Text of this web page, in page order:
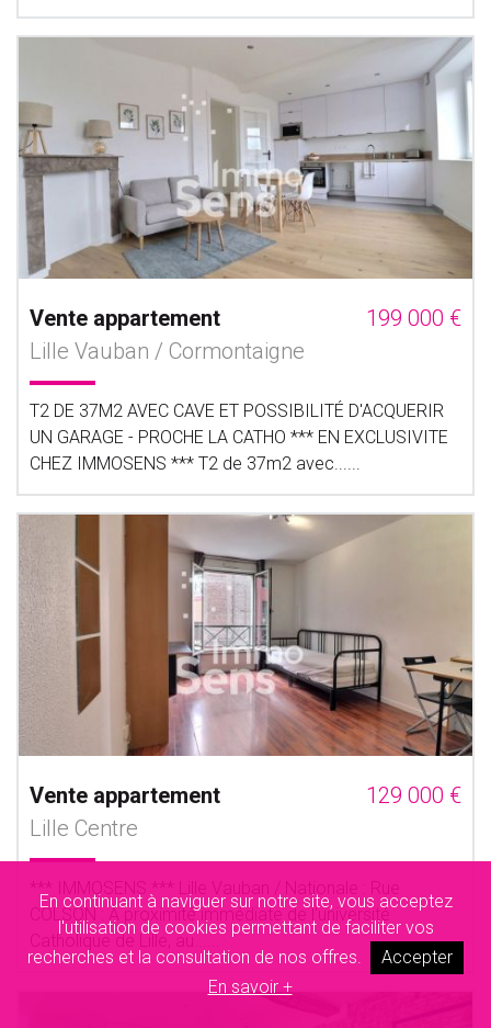
En continuant à naviguer sur notre site, vous acceptez
l'utilisation de cookies permettant de faciliter vos
recherches et la consultation de nos offres.
Accepter
En savoir +
Vente appartement
199 000 €
Lille Vauban / Cormontaigne
T2 DE 37M2 AVEC CAVE ET POSSIBILITÉ D'ACQUERIR
UN GARAGE - PROCHE LA CATHO *** EN EXCLUSIVITE
CHEZ IMMOSENS *** T2 de 37m2 avec......
Vente appartement
129 000 €
Lille Centre
COLSON : À proximité immédiate de l'université
Catholique de Lille, au......